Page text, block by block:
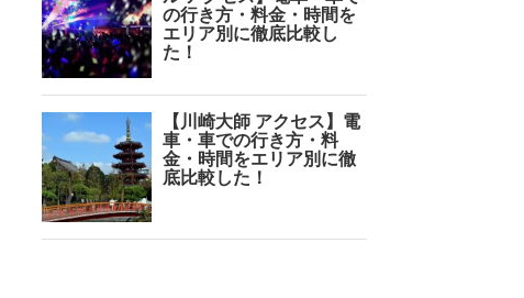
の行き方・料金・時間を
エリア別に徹底比較し
た！
【川崎大師 アクセス】電
車・車での行き方・料
金・時間をエリア別に徹
底比較した！